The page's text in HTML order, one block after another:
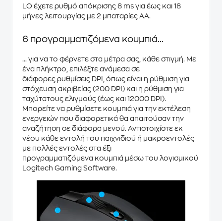
LO έχετε ρυθμό απόκρισης 8 ms για έως και 18
μήνες λειτουργίας με 2 μπαταρίες AA.
6 προγραμματιζόμενα κουμπιά...
... για να το φέρνετε στα μέτρα σας , κάθε στιγμή. Με
ένα πλήκτρο, επιλέξτε ανάμεσα σε
διάφορες ρυθμίσεις DPI
, όπως είναι η ρύθμιση για
στόχευση ακριβείας (200 DPI) και η ρύθμιση για
ταχύτατους ελιγμούς (έως και 12000 DPI).
Μπορείτε να ρυθμίσετε κουμπιά για την εκτέλεση
ενεργειών που διαφορετικά θα απαιτούσαν την
αναζήτηση σε διάφορα μενού. Αντιστοιχίστε εκ
νέου κάθε εντολή του παιχνιδιού ή μακροεντολές
με πολλές εντολές στα έξι
προγραμματιζόμενα κουμπιά μέσω του λογισμικού
Logitech Gaming Software.